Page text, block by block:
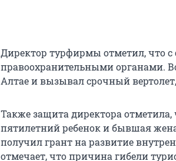
Директор турфирмы отметил, что с
правоохранительными органами.
Алтае и вызывал срочный
Также защита директора отметила,
пятилетний ребенок и бывшая
получил грант на развитие
отмечает, что причина гибели